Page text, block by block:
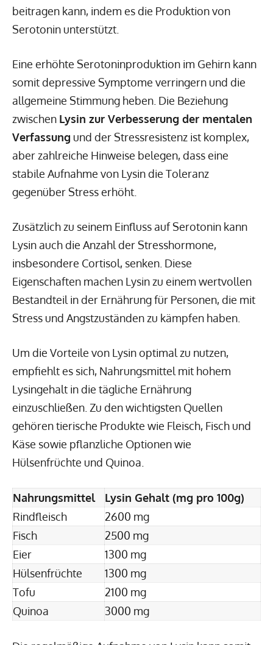
beitragen kann, indem es die Produktion von
Serotonin unterstützt.
Eine erhöhte Serotoninproduktion im Gehirn kann
somit depressive Symptome verringern und die
allgemeine Stimmung heben. Die Beziehung
zwischen Lysin zur Verbesserung der mentalen
Verfassung und der Stressresistenz ist komplex,
aber zahlreiche Hinweise belegen, dass eine
stabile Aufnahme von Lysin die Toleranz
gegenüber Stress erhöht.
Zusätzlich zu seinem Einfluss auf Serotonin kann
Lysin auch die Anzahl der Stresshormone,
insbesondere Cortisol, senken. Diese
Eigenschaften machen Lysin zu einem wertvollen
Bestandteil in der Ernährung für Personen, die mit
Stress und Angstzuständen zu kämpfen haben.
Um die Vorteile von Lysin optimal zu nutzen,
empfiehlt es sich, Nahrungsmittel mit hohem
Lysingehalt in die tägliche Ernährung
einzuschließen. Zu den wichtigsten Quellen
gehören tierische Produkte wie Fleisch, Fisch und
Käse sowie pflanzliche Optionen wie
Hülsenfrüchte und Quinoa.
Nahrungsmittel
Lysin Gehalt (mg pro 100g)
Rindfleisch
2600 mg
Fisch
2500 mg
Eier
1300 mg
Hülsenfrüchte
1300 mg
Tofu
2100 mg
Quinoa
3000 mg